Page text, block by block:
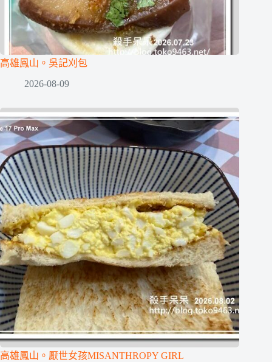
高雄鳳山。吳記刈包
2026-08-09
高雄鳳山。厭世女孩MISANTHROPY GIRL